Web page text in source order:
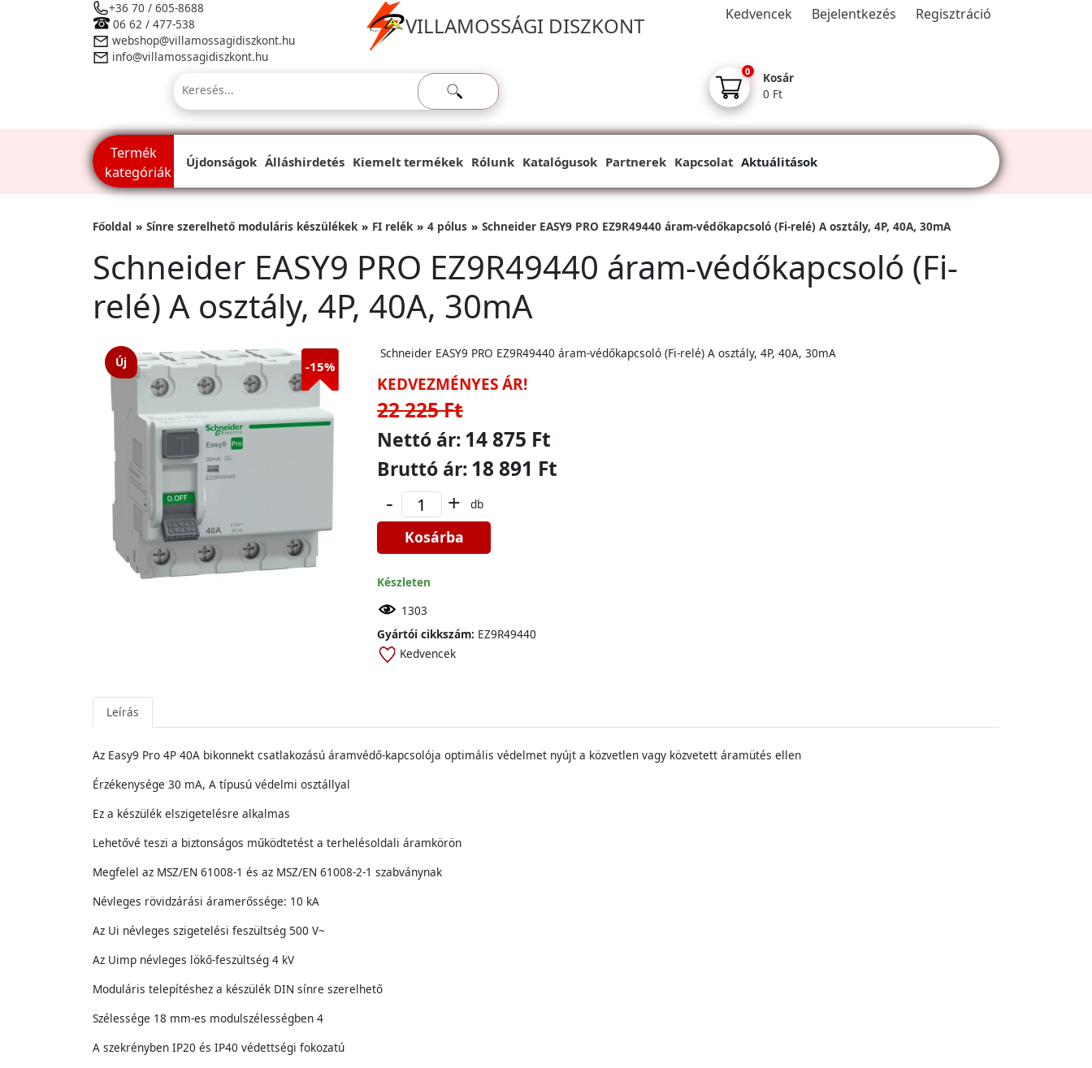
+36 70 / 605-8688
06 62 / 477-538
webshop@villamossagidiszkont.hu
info@villamossagidiszkont.hu
VILLAMOSSÁGI DISZKONT Kedvencek Bejelentkezés Regisztráció
0
Kosár
0 Ft
Termék
kategóriák
Újdonságok Álláshirdetés Kiemelt termékek Rólunk Katalógusok Partnerek Kapcsolat Aktuálitások
Főoldal Sínre szerelhető moduláris készülékek FI relék 4 pólus Schneider EASY9 PRO EZ9R49440 áram-védőkapcsoló (Fi-relé) A osztály, 4P, 40A, 30mA
Schneider EASY9 PRO EZ9R49440 áram-védőkapcsoló (Fi-
relé) A osztály, 4P, 40A, 30mA
Új -15%
Schneider EASY9 PRO EZ9R49440 áram-védőkapcsoló (Fi-relé) A osztály, 4P, 40A, 30mA
KEDVEZMÉNYES ÁR!
22 225 Ft
Nettó ár:14 875 Ft
Bruttó ár:18 891 Ft
- + db
Kosárba
Készleten
1303
Gyártói cikkszám: EZ9R49440
Kedvencek
Leírás
Az Easy9 Pro 4P 40A bikonnekt csatlakozású áramvédő-kapcsolója optimális védelmet nyújt a közvetlen vagy közvetett áramütés ellen
Érzékenysége 30 mA, A típusú védelmi osztállyal
Ez a készülék elszigetelésre alkalmas
Lehetővé teszi a biztonságos működtetést a terhelésoldali áramkörön
Megfelel az MSZ/EN 61008-1 és az MSZ/EN 61008-2-1 szabványnak
Névleges rövidzárási áramerőssége: 10 kA
Az Ui névleges szigetelési feszültség 500 V~
Az Uimp névleges lökő-feszültség 4 kV
Moduláris telepítéshez a készülék DIN sínre szerelhető
Szélessége 18 mm-es modulszélességben 4
A szekrényben IP20 és IP40 védettségi fokozatú